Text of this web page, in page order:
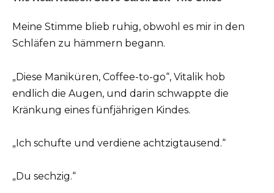
Meine Stimme blieb ruhig, obwohl es mir in den
Schläfen zu hämmern begann.
„Diese Maniküren, Coffee-to-go“, Vitalik hob
endlich die Augen, und darin schwappte die
Kränkung eines fünfjährigen Kindes.
„Ich schufte und verdiene achtzigtausend.“
„Du sechzig.“